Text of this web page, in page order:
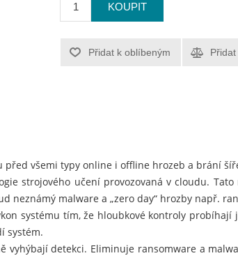
KOUPIT
Přidat k oblíbeným
všemi typy online i offline hrozeb a brání
strojového učení provozovaná v cloudu.
neznámý malware a „zero day“ hrozby např.
systému tím, že hloubkové kontroly probíhají
systém.
vyhýbají detekci. Eliminuje ransomware a